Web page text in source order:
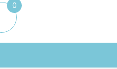
0
item